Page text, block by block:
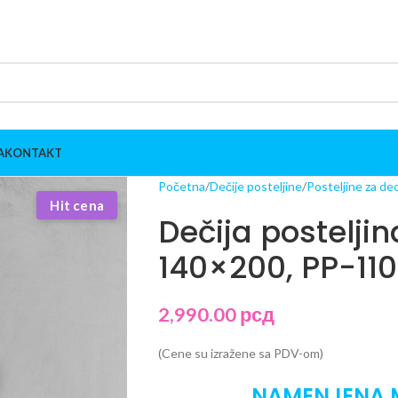
KONTAKT
Hit cena
Početna Dečije posteljine Posteljine za
Dečija
140×200, PP-110
2,990.00рсд
(Cene su izražene sa PDV-om)